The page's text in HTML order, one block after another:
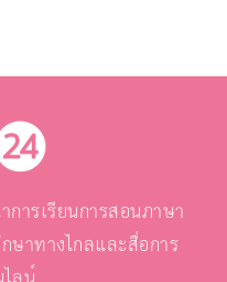
ารเรียนการสอนภาษา
ษาทางไกลและสื่อการ